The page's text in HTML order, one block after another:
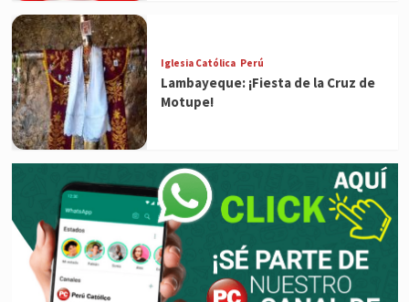
Iglesia Católica Perú
Lambayeque: ¡Fiesta de la Cruz de
Motupe!